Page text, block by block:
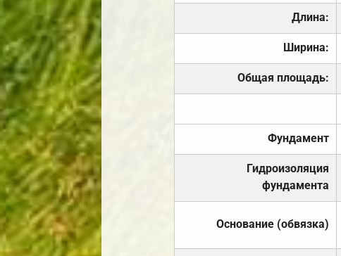
Длина:
Ширина:
Общая площадь:
Фундамент
Гидроизоляция
фундамента
Основание (обвязка)